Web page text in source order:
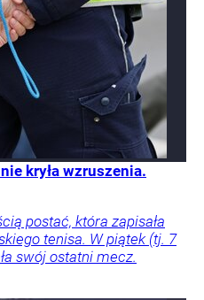
kryła wzruszenia.
postać, która zapisała
tenisa. W piątek (tj. 7
swój ostatni mecz.